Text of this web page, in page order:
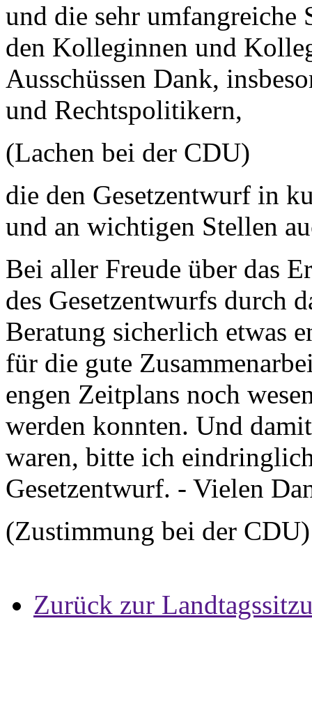
und die sehr umfangreiche
den Kolleginnen und
Ausschüssen Dank,
und Rechtspolitikern,
(Lachen bei der CDU)
die den Gesetzentwurf in
und an wichtigen Stellen
Bei aller Freude über das
des Gesetzentwurfs durch
Beratung sicherlich etwas
für die gute
engen Zeitplans noch
werden konnten. Und
waren, bitte ich
Gesetzentwurf. - Vielen
(Zustimmung bei der CDU)
Zurück zur